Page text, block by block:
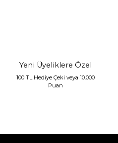
Yeni Üyeliklere Özel
100 TL Hediye Çeki veya 10.000
Puan